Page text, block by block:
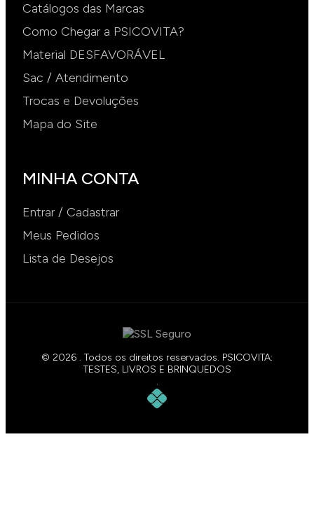
Catálogos das Marcas
Como Chegar a PSICOVITA?
Material DESFAVORÁVEL
Sac / Atendimento
Trocas e Devoluções
Mapa do Site
MINHA CONTA
Entrar / Cadastrar
Meus Pedidos
Lista de Desejos
© 2026 . Todos os direitos reservados. PSICOVITA:
TESTES, LIVROS E BRINQUEDOS
.